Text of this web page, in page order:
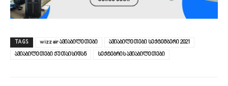
TAGS wizz air ავიაბილეთები
ავიაბილეთები სექტემბერი 2021
ავიაბილეთები ქუთაისიდან
სექტებრის ავიაბილეთები